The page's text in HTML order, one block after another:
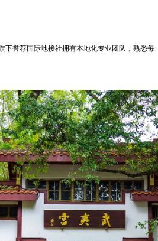
下誉荐国际地接社拥有本地化专业团队，熟悉